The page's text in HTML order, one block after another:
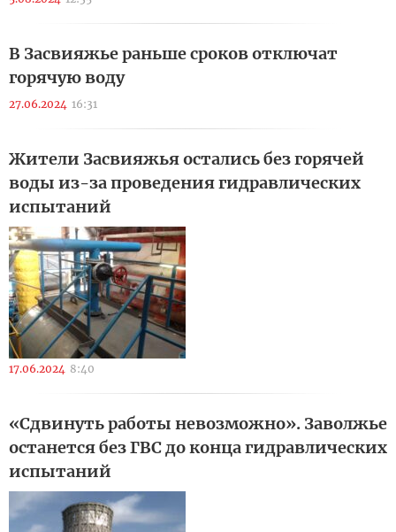
В Засвияжье раньше сроков отключат
горячую воду
27.06.2024 16:31
Жители Засвияжья остались без горячей
воды из-за проведения гидравлических
испытаний
17.06.2024 8:40
«Сдвинуть работы невозможно». Заволжье
останется без ГВС до конца гидравлических
испытаний